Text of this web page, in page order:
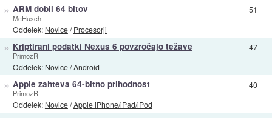
» ARM dobil 64 bitov
McHusch
Oddelek: Novice/Procesorji
51
» Kriptirani podatki Nexus 6 povzročajo težave
PrimozR
Oddelek: Novice/Android
47
» Apple zahteva 64-bitno prihodnost
PrimozR
Oddelek: Novice/Apple iPhone/iPad/iPod
40